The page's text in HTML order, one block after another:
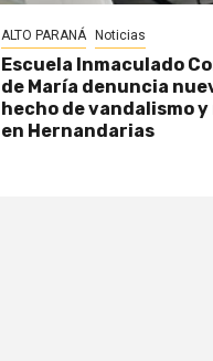
ALTO PARANÁ Noticias
Escuela Inmaculado
de María denuncia
hecho de vandalismo y
en Hernandarias